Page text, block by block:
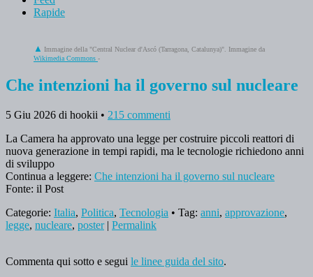
Rapide
Immagine della "Central Nuclear d'Ascó (Tarragona, Catalunya)". Immagine da
Wikimedia Commons -
Che intenzioni ha il governo sul nucleare
5 Giu 2026 di hookii • 215 commenti
La Camera ha approvato una legge per costruire piccoli reattori di
nuova generazione in tempi rapidi, ma le tecnologie richiedono anni
di sviluppo
Continua a leggere: Che intenzioni ha il governo sul nucleare
Fonte: il Post
Categorie: Italia, Politica, Tecnologia • Tag: anni, approvazione,
legge, nucleare, poster| Permalink
Commenta qui sotto e segui le linee guida del sito.